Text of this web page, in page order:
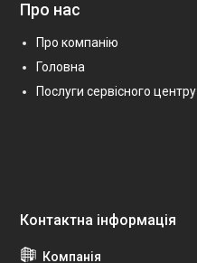
Про нас
Про компанію
Головна
Послуги сервісного центру